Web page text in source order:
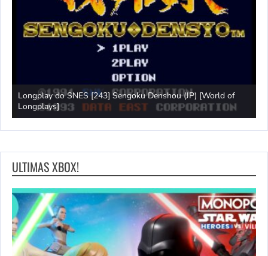
Longplay do SNES [243] Sengoku Denshou (JP) [World of
Longplays]
ULTIMAS XBOX!